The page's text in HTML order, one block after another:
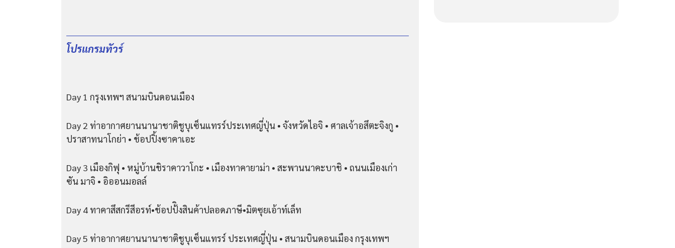
โปรแกรมทัวร์
Day 1 กรุงเทพฯ สนามบินดอนเมือง
Day 2 ท่าอากาศยานนานาชาติชูบุเซ็นแทรร์ประเทศญี่ปุ่น • จังหวัดไอจิ • ศาลเจ้าอสึตะจิงกู •
ปราสาทนาโกย่า • ช้อปปิ้งซาคาเอะ
Day 3 เมืองกิฟุ • หมู่บ้านชิราคาวาโกะ • เมืองทาคายาม่า • สะพานนาคะบาชิ • ถนนเมืองเก่า
ซัน มาจิ • อิออนมอลล์
Day 4 ทาคาสึสกรีสีอรท์•ช้อปป้ิงสินค้าปลอดภาษี•มิตซุยเอ้าท์เล็ท
Day 5 ท่าอากาศยานนานาชาติชูบุเซ็นแทรร์ ประเทศญี่ปุ่น • สนามบินดอนเมือง กรุงเทพฯ